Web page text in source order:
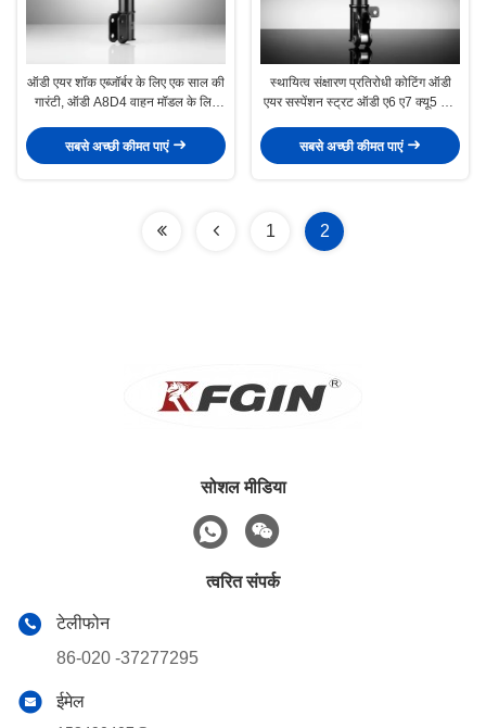
ऑडी एयर शॉक एब्जॉर्बर के लिए एक साल की
गारंटी, ऑडी A8D4 वाहन मॉडल के लिए
शॉक एब्जॉर्बर
सबसे अच्छी कीमत पाएं
स्थायित्व संक्षारण प्रतिरोधी कोटिंग ऑडी
एयर सस्पेंशन स्ट्रट ऑडी ए6 ए7 क्यू5 और
प्रदान करता है
सबसे अच्छी कीमत पाएं
1 2
सोशल मीडिया
त्वरित संपर्क
टेलीफोन
86-020 -37277295
ईमेल